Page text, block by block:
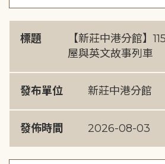
標題
【新莊中港分館】
屋與英文故事列車
發布單位 新莊中港分館
發佈時間 2026-08-03